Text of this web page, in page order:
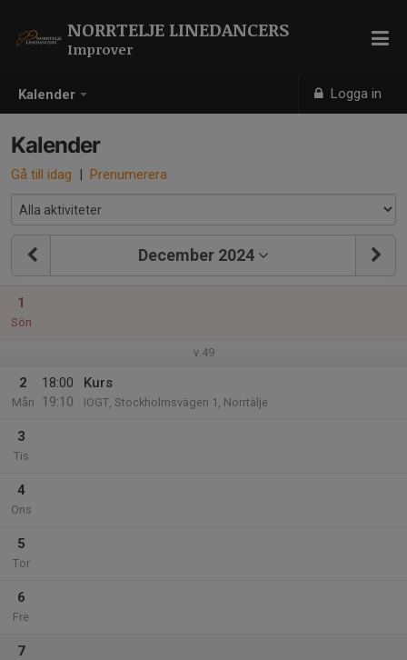
Kalender Logga in
NORRTELJE LINEDANCERS
Improver
Kalender
Gå till idag | Prenumerera
December 2024
1
Sön
v.49
2
Mån
18:00
19:10
Kurs
IOGT, Stockholmsvägen 1, Norrtälje
3
Tis
4
Ons
5
Tor
6
Fre
7